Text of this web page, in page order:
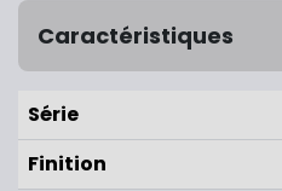
Caractéristiques
Série
Finition